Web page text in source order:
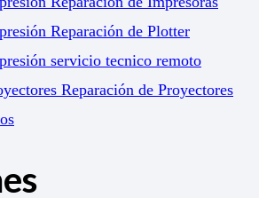
Reparación de Plotter
servicio tecnico remoto
Reparación de Proyectores